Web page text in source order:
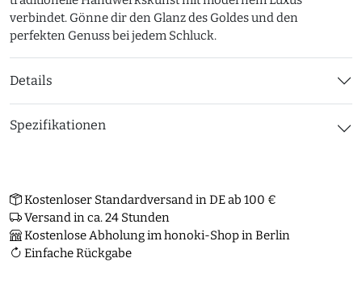
verbindet. Gönne dir den Glanz des Goldes und den
perfekten Genuss bei jedem Schluck.
Details
Spezifikationen
Kostenloser Standardversand in DE ab 100 €
Versand in ca. 24 Stunden
Kostenlose Abholung im honoki-Shop in Berlin
Einfache Rückgabe